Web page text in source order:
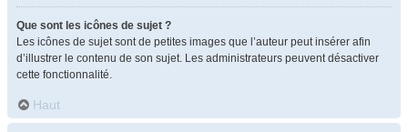
Que sont les icônes de sujet ?
Les icônes de sujet sont de petites images que l’auteur peut insérer afin
d’illustrer le contenu de son sujet. Les administrateurs peuvent désactiver
cette fonctionnalité.
Haut